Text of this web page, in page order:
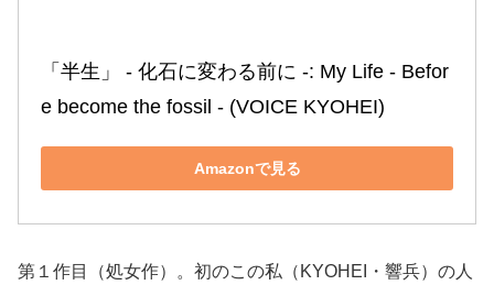
「半生」 ‐ 化石に変わる前に ‐: My Life ‐ Befor
e become the fossil ‐ (VOICE KYOHEI)
Amazonで見る
第１作目（処女作）。初のこの私（KYOHEI・響兵）の人